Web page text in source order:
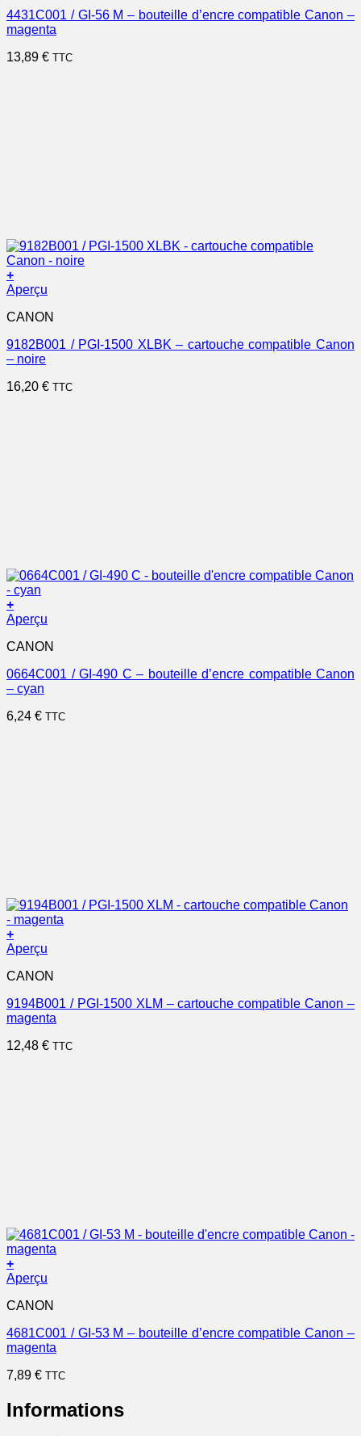
4431C001 / GI-56 M – bouteille d’encre compatible Canon –
magenta
13,89 € TTC
+
Aperçu
CANON
9182B001 / PGI-1500 XLBK – cartouche compatible Canon
– noire
16,20 € TTC
+
Aperçu
CANON
0664C001 / GI-490 C – bouteille d’encre compatible Canon
– cyan
6,24 € TTC
+
Aperçu
CANON
9194B001 / PGI-1500 XLM – cartouche compatible Canon –
magenta
12,48 € TTC
+
Aperçu
CANON
4681C001 / GI-53 M – bouteille d’encre compatible Canon –
magenta
7,89 € TTC
Informations